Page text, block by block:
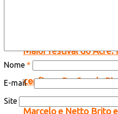
Maior festival do Acre:
confirma Barões da
Marcelo e Netto Brito
Nome *
E-mail*
Site